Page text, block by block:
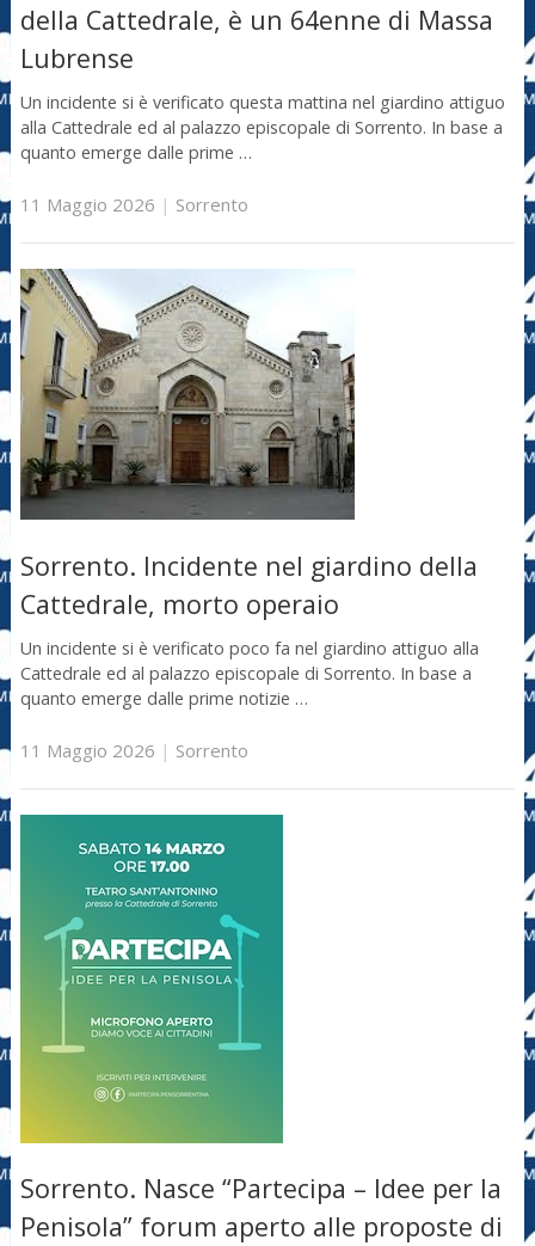
della Cattedrale, è un 64enne di Massa
Lubrense
Un incidente si è verificato questa mattina nel giardino attiguo
alla Cattedrale ed al palazzo episcopale di Sorrento. In base a
quanto emerge dalle prime …
11 Maggio 2026 | Sorrento
Sorrento. Incidente nel giardino della
Cattedrale, morto operaio
Un incidente si è verificato poco fa nel giardino attiguo alla
Cattedrale ed al palazzo episcopale di Sorrento. In base a
quanto emerge dalle prime notizie …
11 Maggio 2026 | Sorrento
Sorrento. Nasce “Partecipa – Idee per la
Penisola” forum aperto alle proposte di